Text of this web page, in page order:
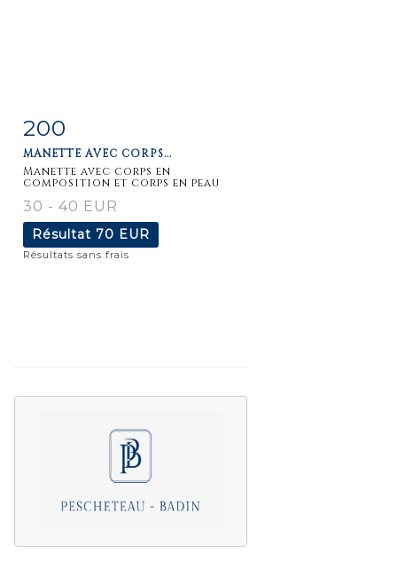
Fiche
200
MANETTE AVEC CORPS...
Manette avec corps en
composition et corps en peau
30 - 40 EUR
Résultat 70 EUR
Résultats sans frais